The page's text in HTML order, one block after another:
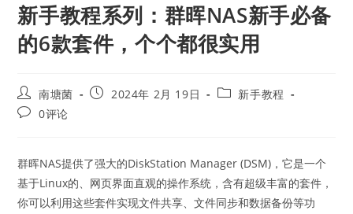
新手教程系列：群晖NAS新手必备
的6款套件，个个都很实用
Post
author:
南塘菌
Post2024年 2月 19日
Post新手教程
Post0评论
群晖NAS提供了强大的DiskStation Manager (DSM)，它是一个
基于Linux的、网页界面直观的操作系统，含有超级丰富的套件，
你可以利用这些套件实现文件共享、文件同步和数据备份等功